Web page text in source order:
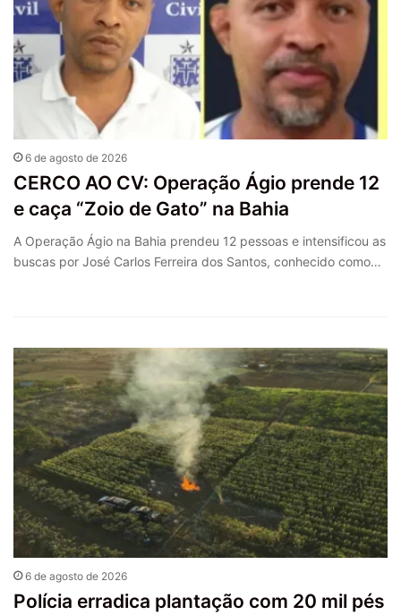
6 de agosto de 2026
CERCO AO CV: Operação Ágio prende 12
e caça “Zoio de Gato” na Bahia
A Operação Ágio na Bahia prendeu 12 pessoas e intensificou as
buscas por José Carlos Ferreira dos Santos, conhecido como…
6 de agosto de 2026
Polícia erradica plantação com 20 mil pés